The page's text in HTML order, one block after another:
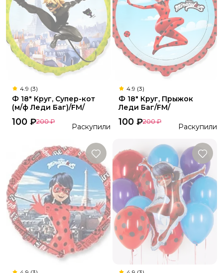
4.9 (3)
Ф 18" Круг, Супер-кот
(м/ф Леди Баг)/FM/
100 ₽200 ₽
Раскупили
4.9 (3)
Ф 18" Круг, Прыжок
Леди Баг/FM/
100 ₽200 ₽
Раскупили